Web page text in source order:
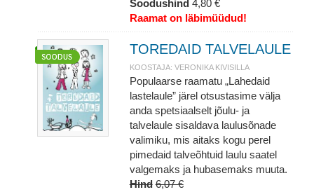
Soodushind 4,80 €
Raamat on läbimüüdud!
TOREDAID TALVELAULE
KOOSTAJA: VERONIKA KIVISILLA
Populaarse raamatu „Lahedaid
lastelaule” järel otsustasime välja
anda spetsiaalselt jõulu- ja
talvelaule sisaldava laulusõnade
valimiku, mis aitaks kogu perel
pimedaid talveõhtuid laulu saatel
valgemaks ja hubasemaks muuta.
Hind 6,07 €